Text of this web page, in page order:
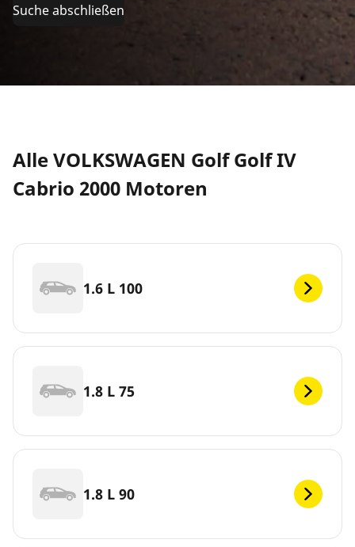
Suche abschließen
Alle VOLKSWAGEN Golf Golf IV
Cabrio 2000 Motoren
1.6 L 100
1.8 L 75
1.8 L 90